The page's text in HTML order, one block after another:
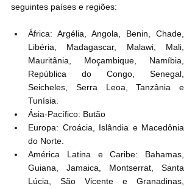
seguintes países e regiões:
África: Argélia, Angola, Benin, Chade,
Libéria, Madagascar, Malawi, Mali,
Mauritânia, Moçambique, Namíbia,
República do Congo, Senegal,
Seicheles, Serra Leoa, Tanzânia e
Tunísia.
Ásia-Pacífico: Butão
Europa: Croácia, Islândia e Macedônia
do Norte.
América Latina e Caribe: Bahamas,
Guiana, Jamaica, Montserrat, Santa
Lúcia, São Vicente e Granadinas,